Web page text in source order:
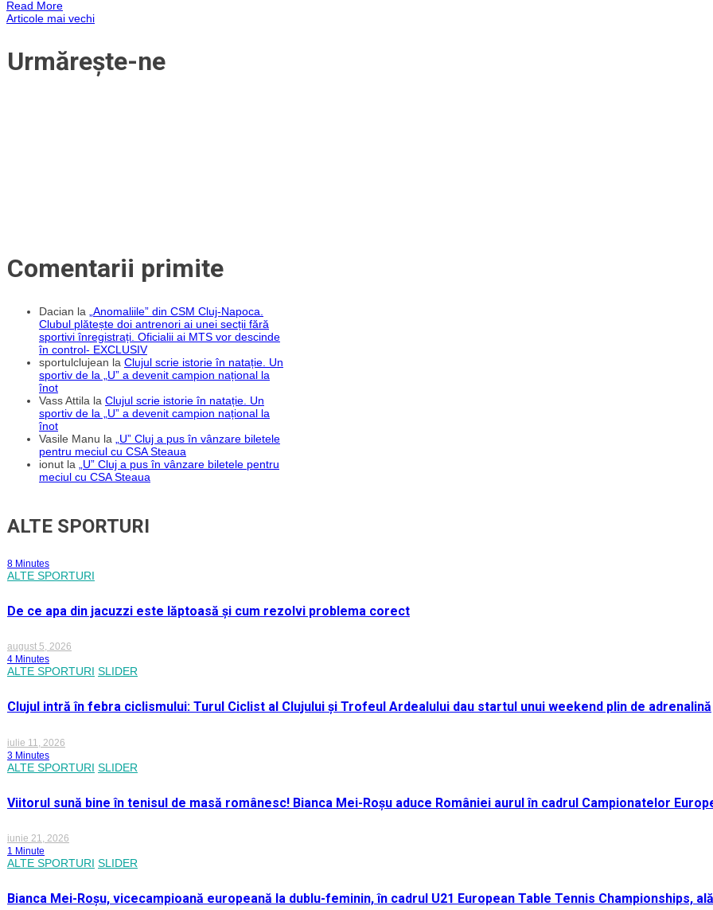
Read More
Navigare
în
Articole mai vechi
Urmărește-ne
Comentarii primite
Dacian la
„Anomaliile” din CSM Cluj-Napoca.
Clubul plătește doi antrenori ai unei secții fără
sportivi înregistrați. Oficialii ai MTS vor descinde
în control- EXCLUSIV
sportulclujean la Clujul scrie istorie în natație. Un
sportiv de la „U” a devenit campion național la
înot
Vass Attila la Clujul scrie istorie în natație. Un
sportiv de la „U” a devenit campion național la
înot
Vasile Manu la
„U” Cluj a pus în vânzare biletele
pentru meciul cu CSA Steaua
ionut la
„U” Cluj a pus în vânzare biletele pentru
meciul cu CSA Steaua
ALTE SPORTURI
8 Minutes
ALTE SPORTURI
De ce apa din jacuzzi este lăptoasă și cum rezolvi problema corect
august 5, 2026
4 Minutes
ALTE SPORTURI SLIDER
Clujul intră în febra ciclismului: Turul Ciclist al Clujului și Trofeul Ardealului dau startul unui weekend plin de adrenalină
iulie 11, 2026
3 Minutes
ALTE SPORTURI SLIDER
Viitorul sună bine în tenisul de masă românesc! Bianca Mei-Roșu aduce României aurul în cadrul Campionatelor
iunie 21, 2026
1 Minute
ALTE SPORTURI SLIDER
Bianca Mei-Roșu, vicecampioană europeană la dublu-feminin, în cadrul U21 European Table Tennis Championships,